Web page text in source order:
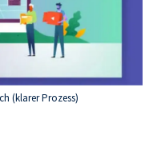
(klarer Prozess)